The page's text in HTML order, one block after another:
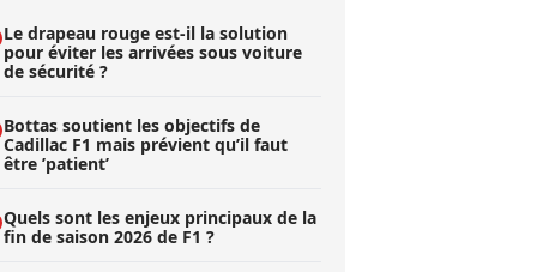
Le drapeau rouge est-il la solution
pour éviter les arrivées sous voiture
de sécurité ?
Bottas soutient les objectifs de
Cadillac F1 mais prévient qu’il faut
être ’patient’
Quels sont les enjeux principaux de la
fin de saison 2026 de F1 ?